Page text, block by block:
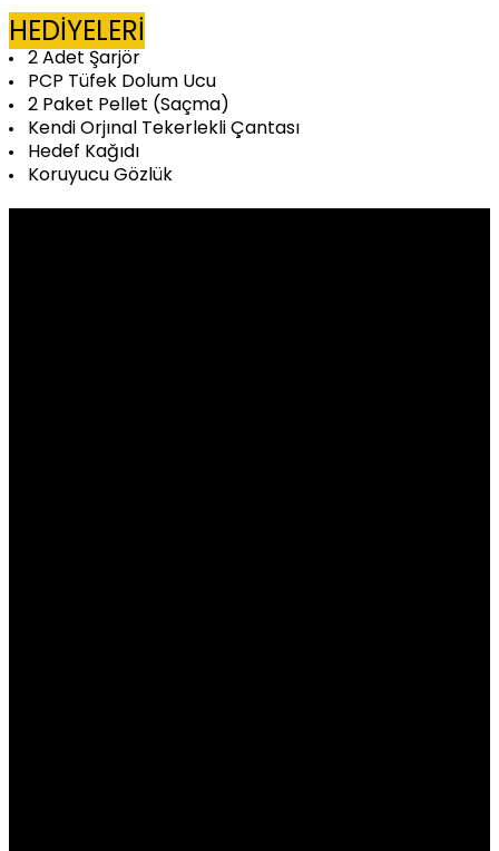
HEDİYELERİ
2 Adet Şarjör
PCP Tüfek Dolum Ucu
2 Paket Pellet (Saçma)
Kendi Orjınal Tekerlekli Çantası
Hedef Kağıdı
Koruyucu Gözlük